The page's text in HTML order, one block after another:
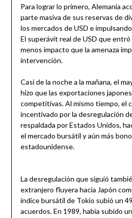
Para lograr lo primero, Alemania
parte masiva de sus reservas de
los mercados de USD e
El superávit real de USD que
menos impacto que la amenaza
intervención.
Casi de la noche a la mañana, el
hizo que las exportaciones
competitivas. Al mismo tiempo, el
incentivado por la desregulación
respaldada por Estados Unidos,
el mercado bursátil y aún más
estadounidense.
La desregulación que siguió
extranjero fluyera hacia Japón
índice bursátil de Tokio subió un
acuerdos. En 1989, había subido